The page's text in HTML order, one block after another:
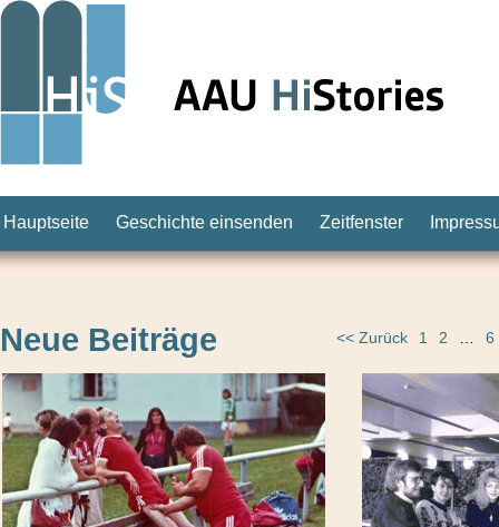
Hauptseite Geschichte einsenden Zeitfenster
Neue Beiträge << Zurück 1 2 6